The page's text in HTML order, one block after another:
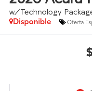
w/Technology
Disponible Oferta